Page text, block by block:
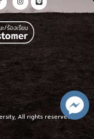
All rights reserved.